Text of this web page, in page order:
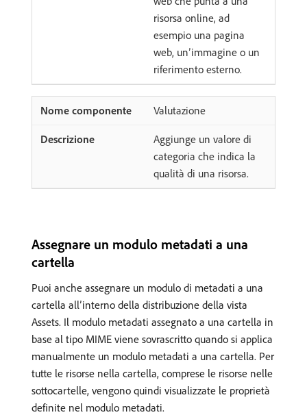
risorsa online, ad
esempio una pagina
web, un’immagine o un
riferimento esterno.
Valutazione
Aggiunge un valore di
categoria che indica la
qualità di una risorsa.
Assegnare un modulo metadati a una
cartella
Puoi anche assegnare un modulo di metadati a una
cartella all’interno della distribuzione della vista
Assets. Il modulo metadati assegnato a una cartella in
base al tipo MIME viene sovrascritto quando si applica
manualmente un modulo metadati a una cartella. Per
tutte le risorse nella cartella, comprese le risorse nelle
sottocartelle, vengono quindi visualizzate le proprietà
definite nel modulo metadati.